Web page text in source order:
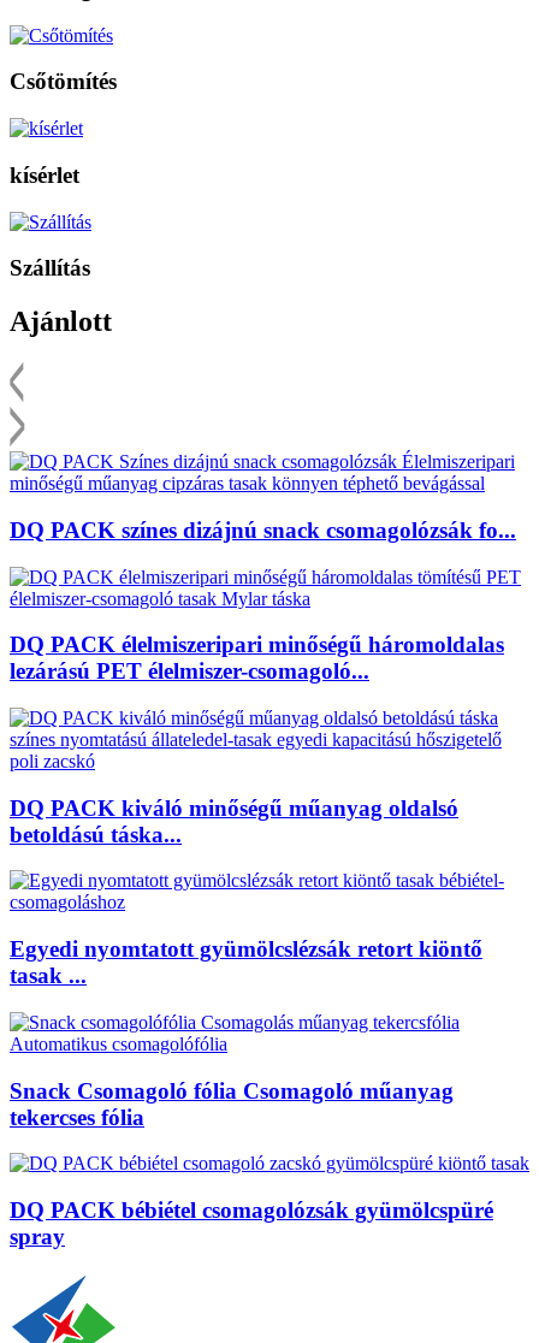
Csőtömítés
kísérlet
Szállítás
Ajánlott
DQ PACK színes dizájnú snack csomagolózsák fo...
DQ PACK élelmiszeripari minőségű háromoldalas
lezárású PET élelmiszer-csomagoló...
DQ PACK kiváló minőségű műanyag oldalsó
betoldású táska...
Egyedi nyomtatott gyümölcslézsák retort kiöntő
tasak ...
Snack Csomagoló fólia Csomagoló műanyag
tekercses fólia
DQ PACK bébiétel csomagolózsák gyümölcspüré
spray